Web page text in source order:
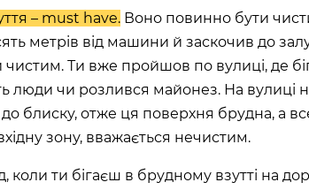
область,
– must have. Воно повинно бути
метрів від машини й заскочив до
Ти вже пройшов по вулиці, де
люди чи розлився майонез. На вулиці
блиску, отже ця поверхня брудна, а
зону, вважається нечистим.
коли ти бігаєш в брудному взутті на
О 9:00 ми зупиняємось